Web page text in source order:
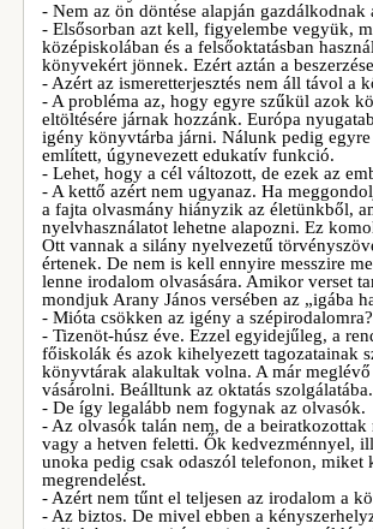
- Nem az ön döntése alapján
- Elsősorban azt kell, figyelembe vegyük,
középiskolában és a felsőoktatásban
könyvekért jönnek. Ezért aztán a
- Azért az ismeretterjesztés nem áll távol a
- A probléma az, hogy egyre szűkül azok
eltöltésére járnak hozzánk. Európa
igény könyvtárba járni. Nálunk pedig
említett, úgynevezett edukatív funkció.
- Lehet, hogy a cél változott, de ezek az
- A kettő azért nem ugyanaz. Ha
a fajta olvasmány hiányzik az életünkből,
nyelvhasználatot lehetne alapozni. Ez
Ott vannak a silány nyelvezetű
értenek. De nem is kell ennyire messzire
lenne irodalom olvasására. Amikor verset
mondjuk Arany János versében az „igába
- Mióta csökken az igény a szépirodalomra?
- Tizenöt-húsz éve. Ezzel egyidejűleg, a
főiskolák és azok kihelyezett tagozatainak
könyvtárak alakultak volna. A már
vásárolni. Beálltunk az oktatás szolgálatába.
- De így legalább nem fogynak az olvasók.
- Az olvasók talán nem, de a
vagy a hetven feletti. Ők kedvezménnyel,
unoka pedig csak odaszól telefonon, miket
megrendelést.
- Azért nem tűnt el teljesen az irodalom a
- Az biztos. De mivel ebben a